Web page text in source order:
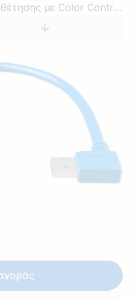
με Color Control
καλώδιο επέκτασης